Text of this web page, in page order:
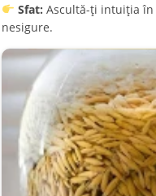
Sfat: Ascultă-ți intuiția
nesigure.